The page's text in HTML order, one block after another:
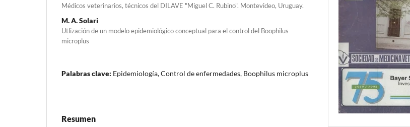
Médicos veterinarios, técnicos del DILAVE "Miguel C. Rubino". Montevideo, Uruguay.
M. A. Solari
Utlización de un modelo epidemiológico conceptual para el control del Boophilus
microplus
Palabras clave: Epidemiología, Control de enfermedades, Boophilus microplus
Resumen